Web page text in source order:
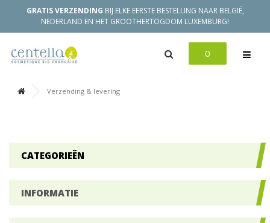
GRATIS VERZENDING BIJ ELKE EERSTE BESTELLING NAAR BELGIË,
NEDERLAND EN HET GROOTHERTOGDOM LUXEMBURG!
0
Verzending & levering
CATEGORIEËN
INFORMATIE